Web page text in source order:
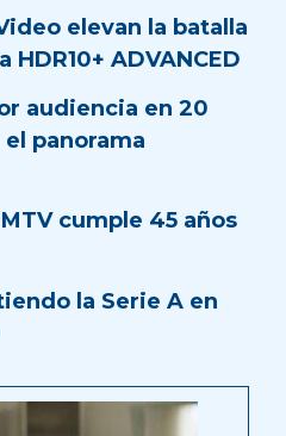
elevan la batalla
ADVANCED
audiencia en 20
panorama
cumple 45 años
la Serie A en